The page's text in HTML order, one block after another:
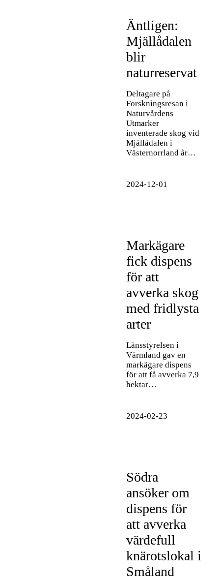
Äntligen:
Mjällådalen
blir
naturreservat
Deltagare på
Forskningsresan i
Naturvårdens
Utmarker
inventerade skog vid
Mjällådalen i
Västernorrland år…
2024-12-01
Markägare
fick dispens
för att
avverka skog
med fridlysta
arter
Länsstyrelsen i
Värmland gav en
markägare dispens
för att få avverka 7,9
hektar…
2024-02-23
Södra
ansöker om
dispens för
att avverka
värdefull
knärotslokal i
Småland